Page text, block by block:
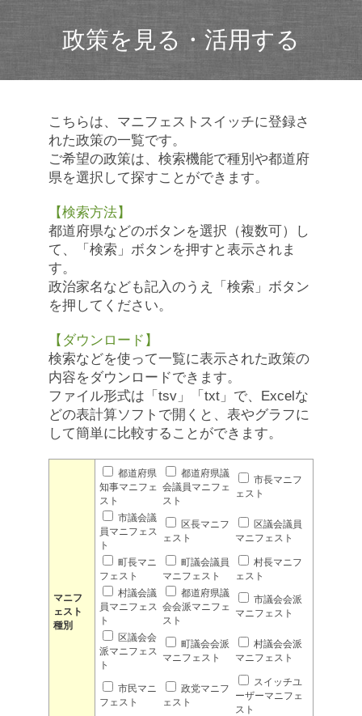
政策を見る・活用する
こちらは、マニフェストスイッチに登録さ
れた政策の一覧です。
ご希望の政策は、検索機能で種別や都道府
県を選択して探すことができます。
【検索方法】
都道府県などのボタンを選択（複数可）し
て、「検索」ボタンを押すと表示されま
す。
政治家名なども記入のうえ「検索」ボタン
を押してください。
【ダウンロード】
検索などを使って一覧に表示された政策の
内容をダウンロードできます。
ファイル形式は「tsv」「txt」で、Excelな
どの表計算ソフトで開くと、表やグラフに
して簡単に比較することができます。
マニフ
ェスト
種別
都道府県
知事マニフェ
スト
都道府県議
会議員マニフェ
スト
市長マニフ
ェスト
市議会議
員マニフェス
ト
区長マニフ
ェスト
区議会議員
マニフェスト
町長マニ
フェスト
町議会議員
マニフェスト
村長マニフ
ェスト
村議会議
員マニフェス
ト
都道府県議
会会派マニフェ
スト
市議会会派
マニフェスト
区議会会
派マニフェス
ト
町議会会派
マニフェスト
村議会会派
マニフェスト
市民マニ
フェスト
政党マニフ
ェスト
スイッチユ
ーザーマニフェ
スト